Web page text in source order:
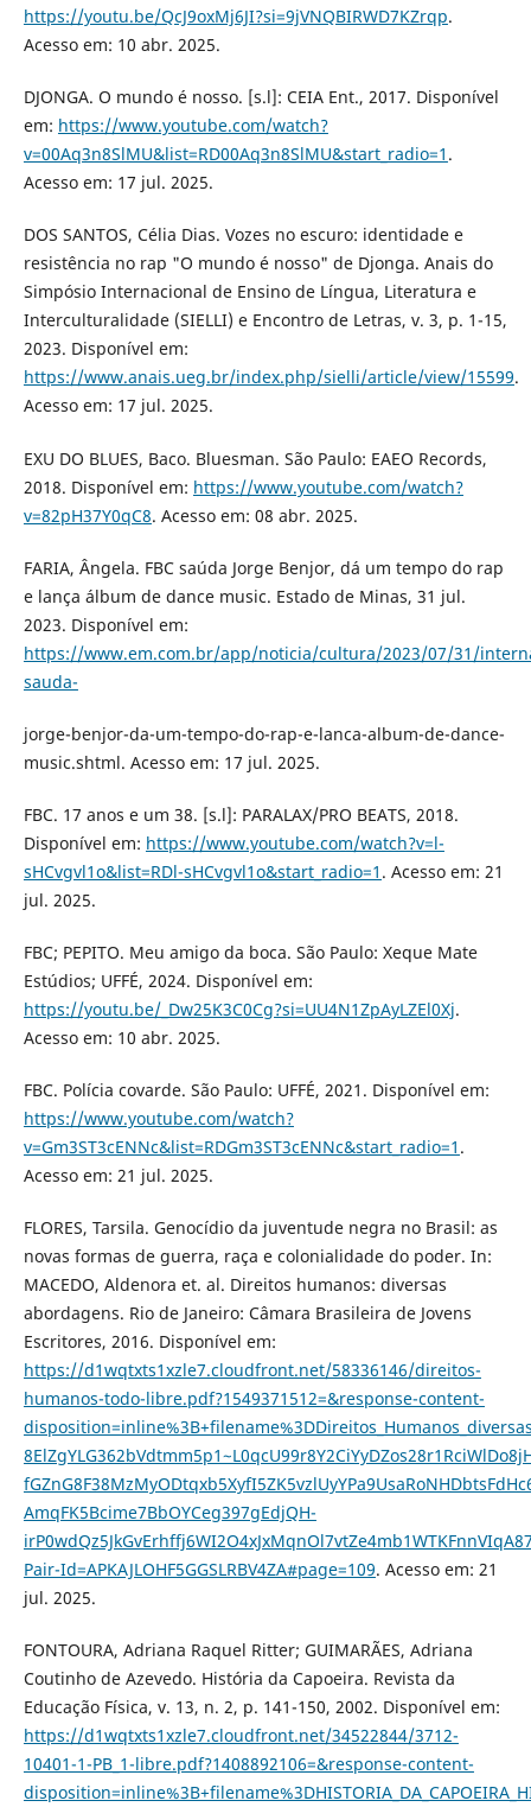
https://youtu.be/QcJ9oxMj6JI?si=9jVNQBIRWD7KZrqp.
Acesso em: 10 abr. 2025.
DJONGA. O mundo é nosso. [s.l]: CEIA Ent., 2017. Disponível
em: https://www.youtube.com/watch?
v=00Aq3n8SlMU&list=RD00Aq3n8SlMU&start_radio=1 .
Acesso em: 17 jul. 2025.
DOS SANTOS, Célia Dias. Vozes no escuro: identidade e
resistência no rap "O mundo é nosso" de Djonga. Anais do
Simpósio Internacional de Ensino de Língua, Literatura e
Interculturalidade (SIELLI) e Encontro de Letras, v. 3, p. 1-15,
2023. Disponível em:
https://www.anais.ueg.br/index.php/sielli/article/view/15599.
Acesso em: 17 jul. 2025.
EXU DO BLUES, Baco. Bluesman. São Paulo: EAEO Records,
2018. Disponível em: https://www.youtube.com/watch?
v=82pH37Y0qC8. Acesso em: 08 abr. 2025.
FARIA, Ângela. FBC saúda Jorge Benjor, dá um tempo do rap
e lança álbum de dance music. Estado de Minas, 31 jul.
2023. Disponível em:
https://www.em.com.br/app/noticia/cultura/2023/07/31/
sauda-
jorge-benjor-da-um-tempo-do-rap-e-lanca-album-de-dance-
music.shtml. Acesso em: 17 jul. 2025.
FBC. 17 anos e um 38. [s.l]: PARALAX/PRO BEATS, 2018.
Disponível em: https://www.youtube.com/watch?v=l-
sHCvgvl1o&list=RDl-sHCvgvl1o&start_radio=1 . Acesso em: 21
jul. 2025.
FBC; PEPITO. Meu amigo da boca. São Paulo: Xeque Mate
Estúdios; UFFÉ, 2024. Disponível em:
https://youtu.be/_Dw25K3C0Cg?si=UU4N1ZpAyLZEl0Xj.
Acesso em: 10 abr. 2025.
FBC. Polícia covarde. São Paulo: UFFÉ, 2021. Disponível em:
https://www.youtube.com/watch?
v=Gm3ST3cENNc&list=RDGm3ST3cENNc&start_radio=1 .
Acesso em: 21 jul. 2025.
FLORES, Tarsila. Genocídio da juventude negra no Brasil: as
novas formas de guerra, raça e colonialidade do poder. In:
MACEDO, Aldenora et. al. Direitos humanos: diversas
abordagens. Rio de Janeiro: Câmara Brasileira de Jovens
Escritores, 2016. Disponível em:
https://d1wqtxts1xzle7.cloudfront.net/58336146/direitos-
humanos-todo-libre.pdf?1549371512=&response-content-
AmqFK5Bcime7BbOYCeg397gEdjQH-
Pair-Id=APKAJLOHF5GGSLRBV4ZA#page=109. Acesso em: 21
jul. 2025.
FONTOURA, Adriana Raquel Ritter; GUIMARÃES, Adriana
Coutinho de Azevedo. História da Capoeira. Revista da
Educação Física, v. 13, n. 2, p. 141-150, 2002. Disponível em:
https://d1wqtxts1xzle7.cloudfront.net/34522844/3712-
10401-1-PB_1-libre.pdf?1408892106=&response-content-